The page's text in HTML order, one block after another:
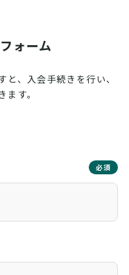
ォーム
、入会手続きを行い、
す。
必須